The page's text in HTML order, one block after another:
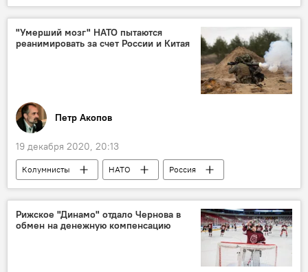
Сандис Гиргенс
полиция
Госполиция
"Умерший мозг" НАТО пытаются
реанимировать за счет России и Китая
Петр Акопов
19 декабря 2020, 20:13
Колумнисты НАТО
Россия
Китай
Рижское "Динамо" отдало Чернова в
обмен на денежную компенсацию